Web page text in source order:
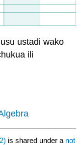
ustadi wako
ili
is shared under a not